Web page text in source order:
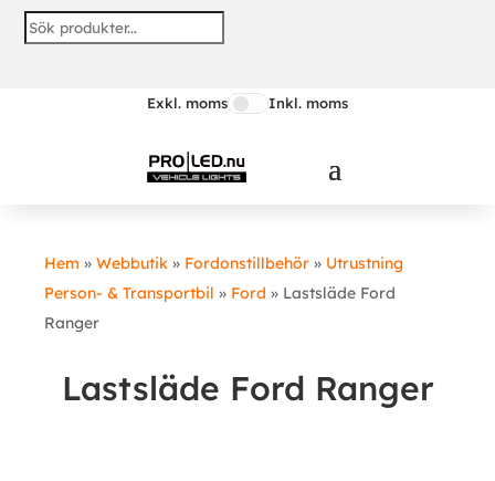
Exkl. moms Inkl. moms
Hem » Webbutik » Fordonstillbehör » Utrustning
Person- & Transportbil » Ford » Lastsläde Ford
Ranger
Lastsläde Ford Ranger